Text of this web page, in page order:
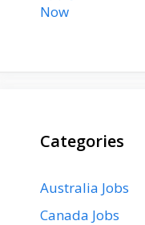
Categories
Australia Jobs
Canada Jobs